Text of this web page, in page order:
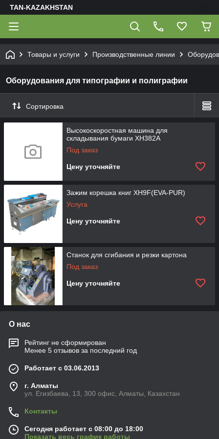
TAN-KAZAKHSTAN
Товары и услуги Производственные линии
Оборудования для типографии и полиграфии
Сортировка
Высокоскоростная машина для
складывания бумаги XH382A
Под заказ
Цену уточняйте
Зажим корешка книг XH9F(EVA-PUR)
Услуга
Цену уточняйте
Станок для сгибания и резки картона
Под заказ
Цену уточняйте
О нас
Рейтинг не сформирован
Менее 5 отзывов за последний год
Работает с 03.06.2013
г. Алматы
ул. Егизбаева, 13, 300 офис, Алматы, Казахстан
Контакты
Сегодня работает с 08:00 до 18:00
Показать весь график работы